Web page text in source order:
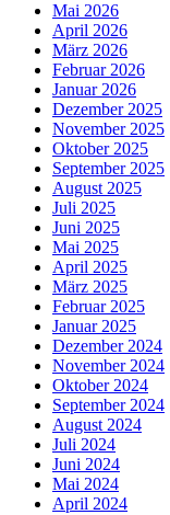
Mai 2026
April 2026
März 2026
Februar 2026
Januar 2026
Dezember 2025
November 2025
Oktober 2025
September 2025
August 2025
Juli 2025
Juni 2025
Mai 2025
April 2025
März 2025
Februar 2025
Januar 2025
Dezember 2024
November 2024
Oktober 2024
September 2024
August 2024
Juli 2024
Juni 2024
Mai 2024
April 2024